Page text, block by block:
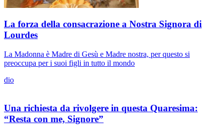
La forza della consacrazione a Nostra Signora di
Lourdes
La Madonna è Madre di Gesù e Madre nostra, per questo si
preoccupa per i suoi figli in tutto il mondo
dio
Una richiesta da rivolgere in questa Quaresima:
“Resta con me, Signore”